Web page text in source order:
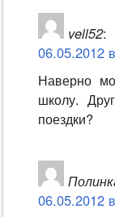
vell52:
06.05.2012
Наверно
школу.
поездки?
06.05.2012